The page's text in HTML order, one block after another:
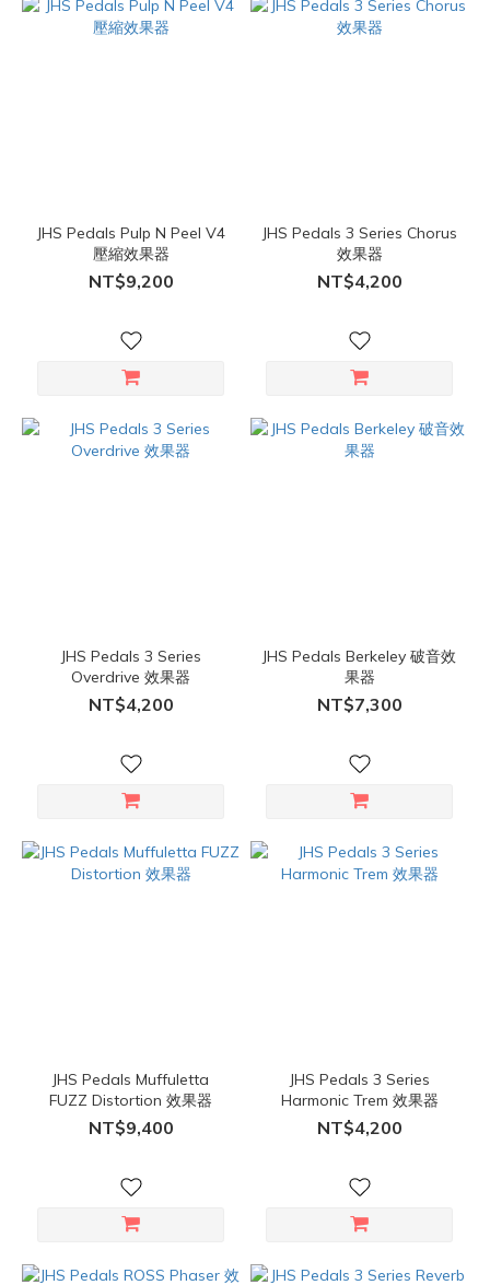
JHS Pedals Pulp N Peel V4
壓縮效果器
NT$9,200
JHS Pedals 3 Series Chorus
效果器
NT$4,200
JHS Pedals 3 Series
Overdrive 效果器
NT$4,200
JHS Pedals Berkeley 破音效
果器
NT$7,300
JHS Pedals Muffuletta
FUZZ Distortion 效果器
NT$9,400
JHS Pedals 3 Series
Harmonic Trem 效果器
NT$4,200